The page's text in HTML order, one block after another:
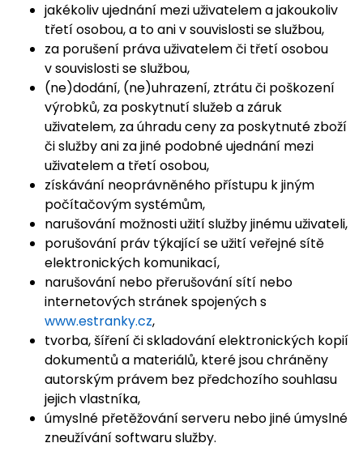
jakékoliv ujednání mezi uživatelem a jakoukoliv
třetí osobou, a to ani v souvislosti se službou,
za porušení práva uživatelem či třetí osobou
v souvislosti se službou,
(ne)dodání, (ne)uhrazení, ztrátu či poškození
výrobků, za poskytnutí služeb a záruk
uživatelem, za úhradu ceny za poskytnuté zboží
či služby ani za jiné podobné ujednání mezi
uživatelem a třetí osobou,
získávání neoprávněného přístupu k jiným
počítačovým systémům,
narušování možnosti užití služby jinému uživateli,
porušování práv týkající se užití veřejné sítě
elektronických komunikací,
narušování nebo přerušování sítí nebo
internetových stránek spojených s
www.estranky.cz,
tvorba, šíření či skladování elektronických kopií
dokumentů a materiálů, které jsou chráněny
autorským právem bez předchozího souhlasu
jejich vlastníka,
úmyslné přetěžování serveru nebo jiné úmyslné
zneužívání softwaru služby.